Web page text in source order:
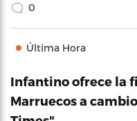
0
Última Hora
Infantino ofrece la
Marruecos a